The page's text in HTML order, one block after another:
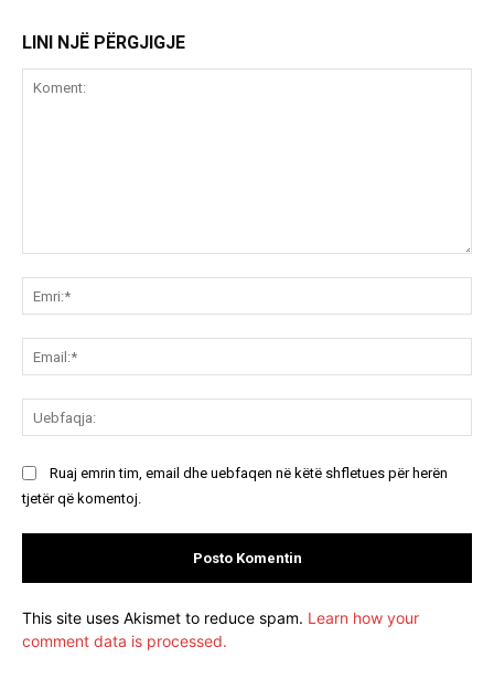
LINI NJË PËRGJIGJE
Ruaj emrin tim, email dhe uebfaqen në këtë shfletues për herën
tjetër që komentoj.
This site uses Akismet to reduce spam. Learn how your
comment data is processed.